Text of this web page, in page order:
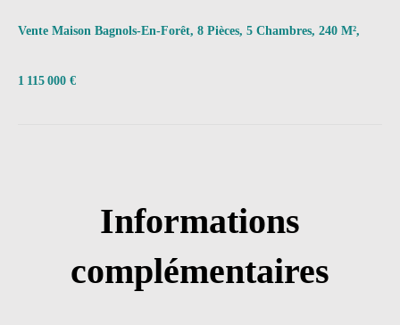
Vente Maison Bagnols-En-Forêt, 8 Pièces, 5 Chambres, 240 M²,
1 115 000 €
Informations
complémentaires